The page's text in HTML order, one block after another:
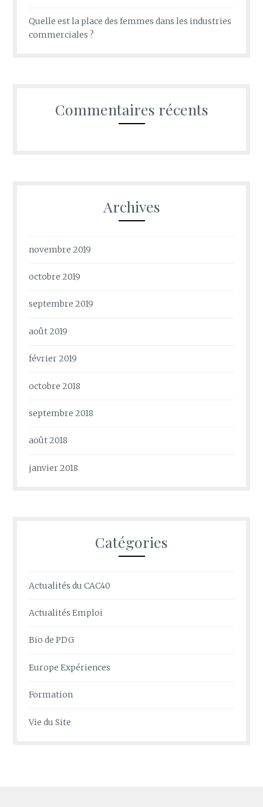
Quelle est la place des femmes dans les industries
commerciales ?
Commentaires récents
Archives
novembre 2019
octobre 2019
septembre 2019
août 2019
février 2019
octobre 2018
septembre 2018
août 2018
janvier 2018
Catégories
Actualités du CAC40
Actualités Emploi
Bio de PDG
Europe Expériences
Formation
Vie du Site